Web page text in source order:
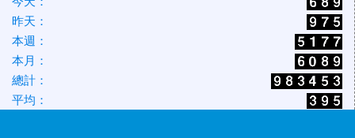
昨天：
本週：
本月：
總計：
平均：